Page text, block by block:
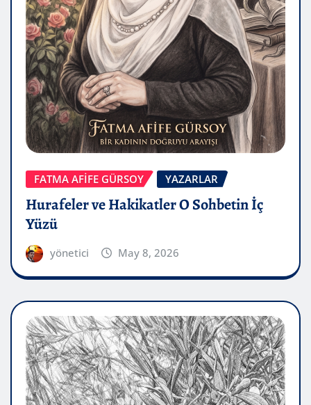
FATMA AFİFE GÜRSOY YAZARLAR
Hurafeler ve Hakikatler O Sohbetin İç
Yüzü
yönetici May 8, 2026